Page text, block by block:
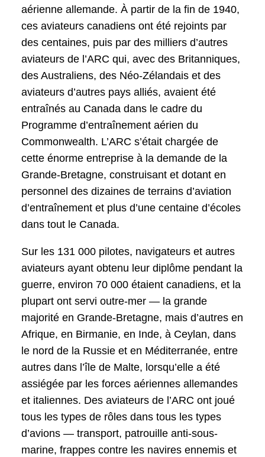
aérienne allemande. À partir de la fin de 1940,
ces aviateurs canadiens ont été rejoints par
des centaines, puis par des milliers d’autres
aviateurs de l’ARC qui, avec des Britanniques,
des Australiens, des Néo-Zélandais et des
aviateurs d’autres pays alliés, avaient été
entraînés au Canada dans le cadre du
Programme d’entraînement aérien du
Commonwealth. L’ARC s’était chargée de
cette énorme entreprise à la demande de la
Grande-Bretagne, construisant et dotant en
personnel des dizaines de terrains d’aviation
d’entraînement et plus d’une centaine d’écoles
dans tout le Canada.
Sur les 131 000 pilotes, navigateurs et autres
aviateurs ayant obtenu leur diplôme pendant la
guerre, environ 70 000 étaient canadiens, et la
plupart ont servi outre-mer — la grande
majorité en Grande-Bretagne, mais d’autres en
Afrique, en Birmanie, en Inde, à Ceylan, dans
le nord de la Russie et en Méditerranée, entre
autres dans l’île de Malte, lorsqu’elle a été
assiégée par les forces aériennes allemandes
et italiennes. Des aviateurs de l’ARC ont joué
tous les types de rôles dans tous les types
d’avions — transport, patrouille anti-sous-
marine, frappes contre les navires ennemis et